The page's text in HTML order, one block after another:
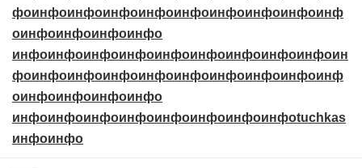
фоинфоинфоинфоинфоинфоинфоинфоинфоинф
оинфоинфоинфоинфо
инфоинфоинфоинфоинфоинфоинфоинфоинфоин
фоинфоинфоинфоинфоинфоинфоинфоинфоинф
оинфоинфоинфоинфо
инфоинфоинфоинфоинфоинфоинфоинфоtuchkas
инфоинфо